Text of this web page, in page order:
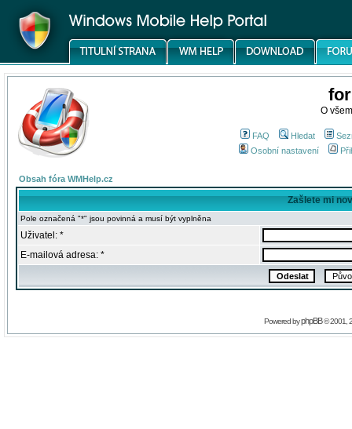
O
FAQ Hledat
Osobní nastavení
Obsah fóra WMHelp.cz
Zašlete mi
Pole označená "*" jsou povinná a musí být vyplněna
Uživatel: *
E-mailová adresa: *
Powered byphpBB© 2001,